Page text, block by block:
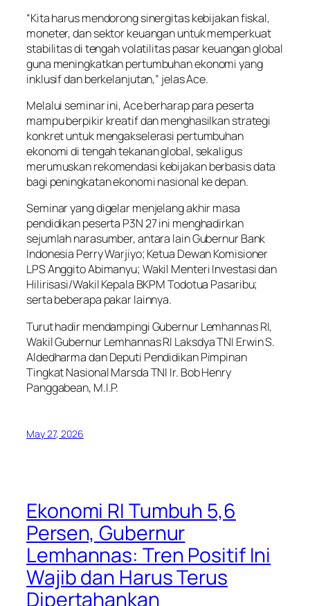
“Kita harus mendorong sinergitas kebijakan fiskal,
moneter, dan sektor keuangan untuk memperkuat
stabilitas di tengah volatilitas pasar keuangan global
guna meningkatkan pertumbuhan ekonomi yang
inklusif dan berkelanjutan,” jelas Ace.
Melalui seminar ini, Ace berharap para peserta
mampu berpikir kreatif dan menghasilkan strategi
konkret untuk mengakselerasi pertumbuhan
ekonomi di tengah tekanan global, sekaligus
merumuskan rekomendasi kebijakan berbasis data
bagi peningkatan ekonomi nasional ke depan.
Seminar yang digelar menjelang akhir masa
pendidikan peserta P3N 27 ini menghadirkan
sejumlah narasumber, antara lain Gubernur Bank
Indonesia Perry Warjiyo; Ketua Dewan Komisioner
LPS Anggito Abimanyu; Wakil Menteri Investasi dan
Hilirisasi/Wakil Kepala BKPM Todotua Pasaribu;
serta beberapa pakar lainnya.
Turut hadir mendampingi Gubernur Lemhannas RI,
Wakil Gubernur Lemhannas RI Laksdya TNI Erwin S.
Aldedharma dan Deputi Pendidikan Pimpinan
Tingkat Nasional Marsda TNI Ir. Bob Henry
Panggabean, M.I.P.
May 27, 2026
Ekonomi RI Tumbuh 5,6
Persen, Gubernur
Lemhannas: Tren Positif Ini
Wajib dan Harus Terus
Dipertahankan